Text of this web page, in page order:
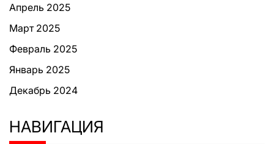
Апрель 2025
Март 2025
Февраль 2025
Январь 2025
Декабрь 2024
НАВИГАЦИЯ